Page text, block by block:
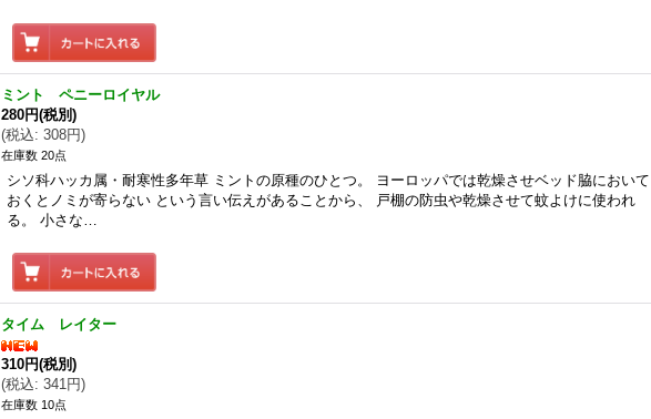
ミント ペニーロイヤル
280円(税別)
(税込: 308円)
在庫数 20点
シソ科ハッカ属・耐寒性多年草 ミントの原種のひとつ。 ヨーロッパでは乾燥させベッド脇において
おくとノミが寄らない という言い伝えがあることから、 戸棚の防虫や乾燥させて蚊よけに使われ
る。 小さな…
タイム レイター
310円(税別)
(税込: 341円)
在庫数 10点